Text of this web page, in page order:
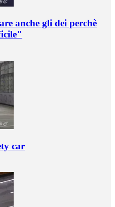
anche gli dei perchè
car